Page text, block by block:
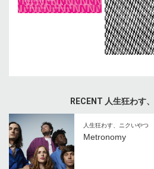
RECENT 人生狂わす
人生狂わす、ニクいやつ
Metronomy